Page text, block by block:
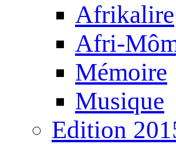
Afrikalire
Afri-
Mémoire
Musique
Edition